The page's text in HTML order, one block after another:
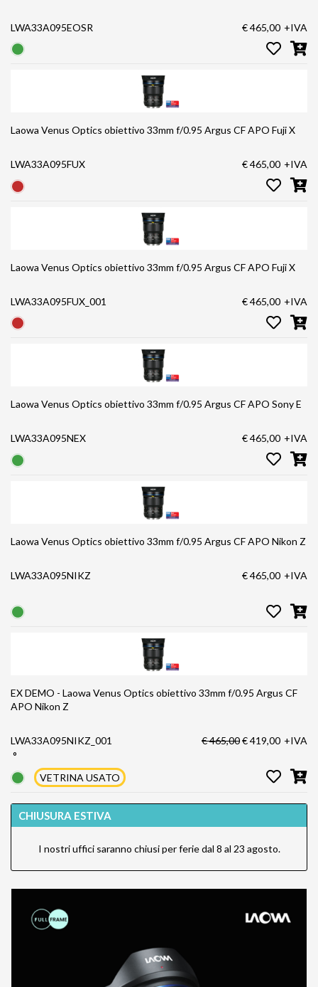
LWA33A095EOSR € 465,00 +IVA
Laowa Venus Optics obiettivo 33mm f/0.95 Argus CF APO Fuji X
LWA33A095FUX € 465,00 +IVA
Laowa Venus Optics obiettivo 33mm f/0.95 Argus CF APO Fuji X
LWA33A095FUX_001 € 465,00 +IVA
Laowa Venus Optics obiettivo 33mm f/0.95 Argus CF APO Sony E
LWA33A095NEX € 465,00 +IVA
Laowa Venus Optics obiettivo 33mm f/0.95 Argus CF APO Nikon Z
LWA33A095NIKZ € 465,00 +IVA
EX DEMO - Laowa Venus Optics obiettivo 33mm f/0.95 Argus CF
APO Nikon Z
LWA33A095NIKZ_001
°
€ 465,00€ 419,00 +IVA
VETRINA USATO
CHIUSURA ESTIVA
I nostri uffici saranno chiusi per ferie dal 8 al 23 agosto.